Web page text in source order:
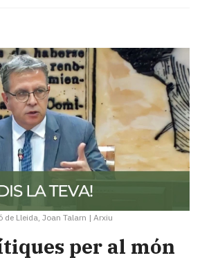
de Lleida, Joan Talarn | Arxiu
per al món